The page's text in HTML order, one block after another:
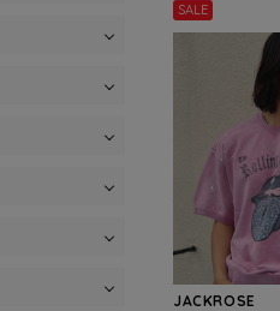
SALE
JACKROSE